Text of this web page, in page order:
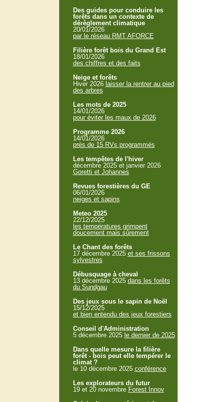
Des guides pour conduire les
forêts dans un contexte de
dérèglement climatique
20/01/2026
par le réseau RMT AFORCE
Filière forêt bois du Grand Est
18/01/2026
des chiffres et des faits
Neige et forêts
Hiver 2026 laisser la rentrer au pied
des arbres
Les mots de 2025
14/01/2026
pour éviter les maux de 2026
Programme 2026
14/01/2026
près de 15 RVs programmés
Les tempêtes de l'hiver
décembre 2025 et janvier 2026
Goretti et Johannes
Revues forestières du GE
06/01/2026
neiges et sapins
Meteo 2025
22/12/2025
les températures grimpent
doucement mais sûrement
Le Chant des forêts
17 décembre 2025 et ses frissons
sylvestres
Débusquage à cheval
13 décembre 2025 dans les forêts
du Sundgau
Des jeux sous le sapin de Noël
15/12/2025
et bien entendu des jeux forestiers
Conseil d'Administration
5 décembre 2025 le dernier de 2025
Dans quelle mesure la filière
forêt - bois peut elle tempérer le
climat ?
le 10 décembre 2025 conférence
Les explorateurs du futur
19 et 20 novembre Forest Innov